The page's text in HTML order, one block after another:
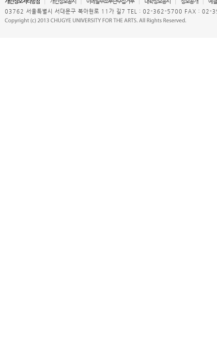
03762 서울특별시 서대문구 북아현로 11가 길7 TEL : 02-362-5700 FAX : 02-